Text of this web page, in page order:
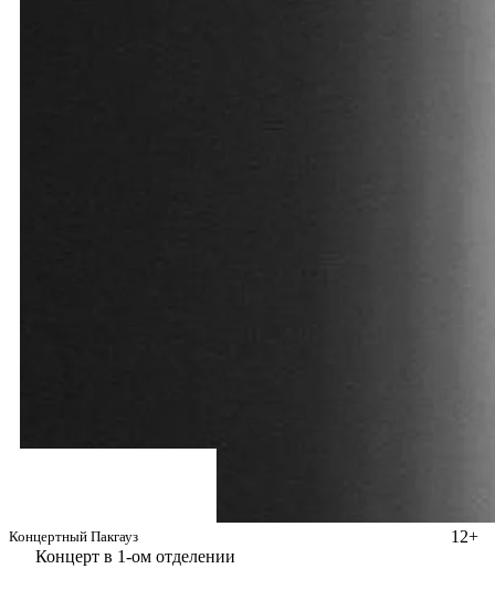
Концерт в 1-ом отделении
Концертный Пакгауз 12+